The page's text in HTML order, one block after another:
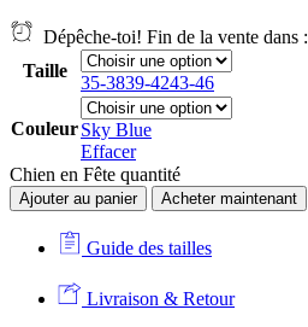
Dépêche-toi! Fin de la vente dans :
Taille
35-3839-4243-46
CouleurSky Blue
Effacer
Chien en Fête quantité
Ajouter au panier Acheter maintenant
Guide des tailles
Livraison & Retour